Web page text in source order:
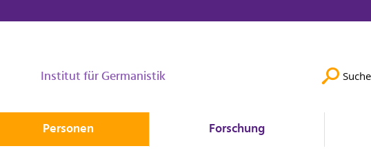
Institut für Germanistik Suche
Personen Forschung